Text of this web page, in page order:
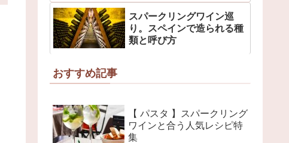
スパークリングワイン巡
り。スペインで造られる種
類と呼び方
おすすめ記事
【 パスタ 】スパークリング
ワインと合う人気レシピ特
集